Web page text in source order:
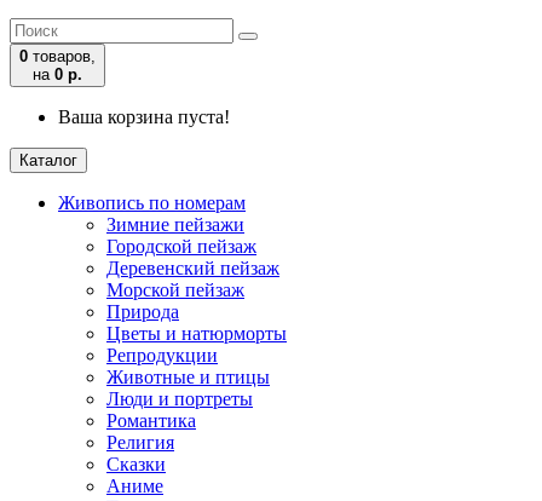
0 товаров,
на 0 р.
Ваша корзина пуста!
Каталог
Живопись по номерам
Зимние пейзажи
Городской пейзаж
Деревенский пейзаж
Морской пейзаж
Природа
Цветы и натюрморты
Репродукции
Животные и птицы
Люди и портреты
Романтика
Религия
Сказки
Аниме